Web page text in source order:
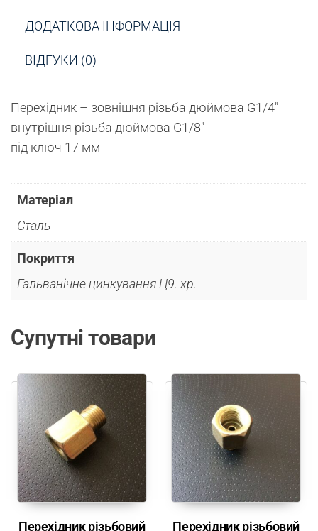
ДОДАТКОВА ІНФОРМАЦІЯ
ВІДГУКИ (0)
Перехідник – зовнішня різьба дюймова G1/4″
внутрішня різьба дюймова G1/8″
під ключ 17 мм
Матеріал
Сталь
Покриття
Гальванічне цинкування Ц9. хр.
Супутні товари
Перехідник різьбовий
Перехідник різьбовий